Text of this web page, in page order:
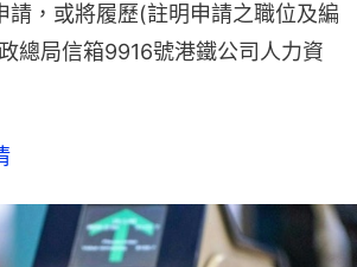
請，或將履歷(註明申請之職位及編
總局信箱9916號港鐵公司人力資